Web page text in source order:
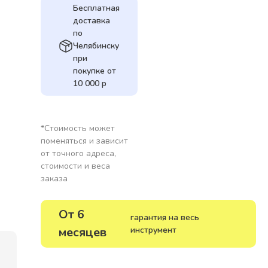
Бесплатная
доставка
по
Челябинску
при
покупке от
10 000 р
*Стоимость может
поменяться и зависит
от точного адреса,
стоимости и веса
заказа
От 6
месяцев
гарантия на весь
инструмент